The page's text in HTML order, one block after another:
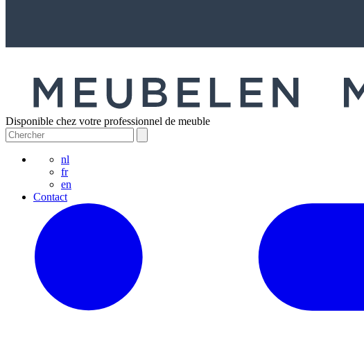
Disponible chez votre professionnel de meuble
nl
fr
en
Contact